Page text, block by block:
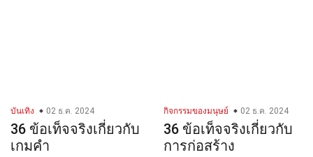
บันเทิง 02 ธ.ค. 2024
36 ข้อเท็จจริงเกี่ยวกับ
เกมคำ
กิจกรรมของมนุษย์ 02 ธ.ค. 2024
36 ข้อเท็จจริงเกี่ยวกับ
การก่อสร้าง